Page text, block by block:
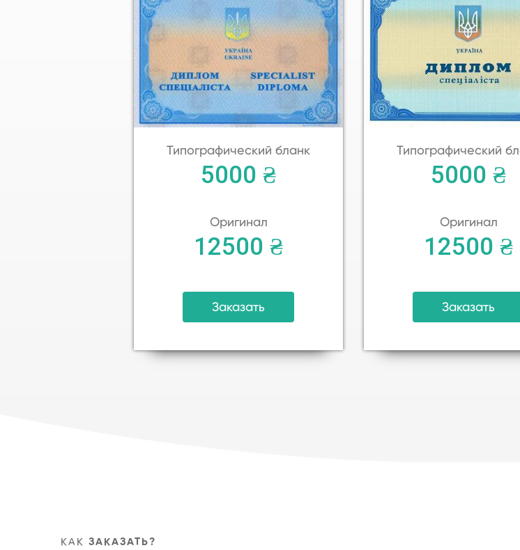
Типографический бланк
5000 ₴
Оригинал
12500 ₴
Заказать
Типографический
5000 ₴
Оригинал
12500 ₴
Заказать
КАК ЗАКАЗАТЬ?